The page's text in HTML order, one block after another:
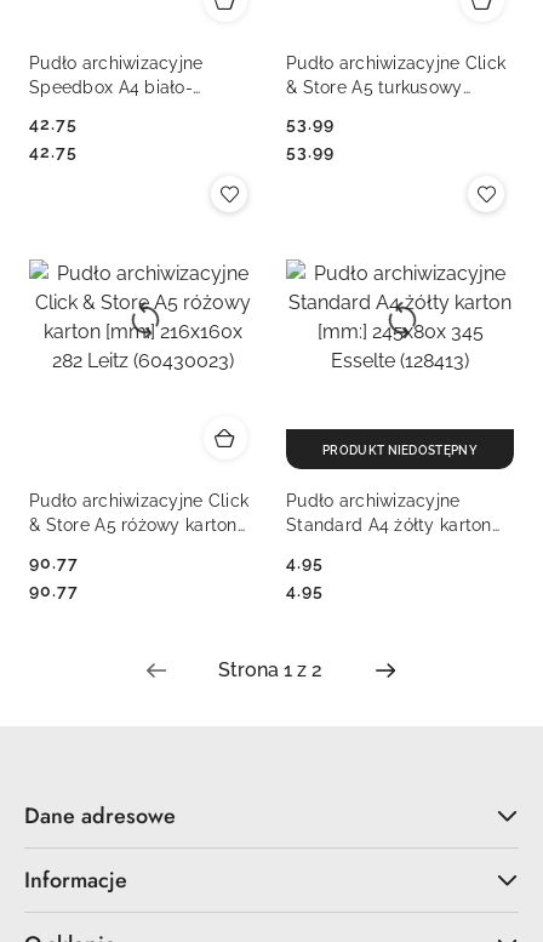
Pudło archiwizacyjne
Speedbox A4 biało-
392x301x 334 Esselte
(623914)
Cena:
42.75
Cena:
42.75
Pudło archiwizacyjne Click
& Store A5 turkusowy
Leitz (60430051)
Cena:
53.99
Cena:
53.99
Pudło archiwizacyjne Click
& Store A5 różowy karton
(60430023)
Cena:
90.77
Cena:
90.77
Pudło archiwizacyjne
Standard A4 żółty karton
(128413)
Cena:
4.95
Cena:
4.95
PRODUKT NIEDOSTĘPNY
Dane adresowe
Informacje